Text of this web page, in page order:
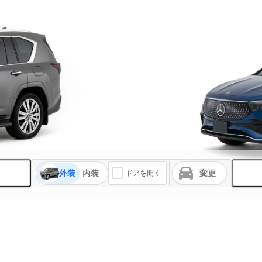
外装 内装 ドアを開く 変更